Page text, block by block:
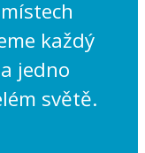
každý
jedno
světě.